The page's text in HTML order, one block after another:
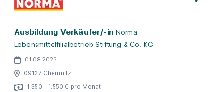
Ausbildung Verkäufer/-in Norma
Lebensmittelfilialbetrieb Stiftung & Co. KG
01.08.2026
09127 Chemnitz
1.350 - 1.550 € pro Monat